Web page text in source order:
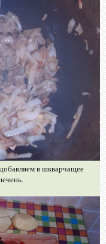
в шкварчащее